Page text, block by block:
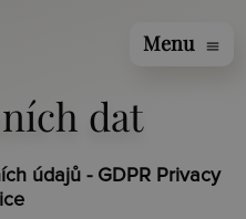
Menu menu
dat
údajů - GDPR Privacy